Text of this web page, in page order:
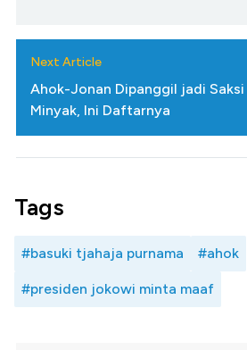
Next Article
Ahok-Jonan Dipanggil jadi Saksi
Minyak, Ini Daftarnya
Tags
#basuki tjahaja purnama #ahok
#presiden jokowi minta maaf